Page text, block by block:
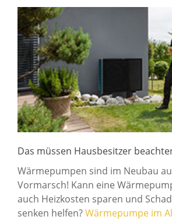
Das müssen Hausbesitzer
Wärmepumpen sind im Neubau
Vormarsch! Kann eine
auch Heizkosten sparen und
senken helfen?Wärmepumpe im